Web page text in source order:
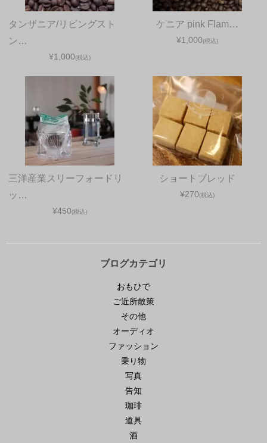
タンザニア/リビングスト
ン…
¥1,000(税込)
ケニア pink Flam…
¥1,000(税込)
三洋産業スリーフォードリ
ッ…
¥450(税込)
ショートブレッド
¥270(税込)
ブログカテゴリ
おもひで
ご近所散策
その他
オーディオ
ファッション
乗り物
写真
告知
珈琲
道具
酒